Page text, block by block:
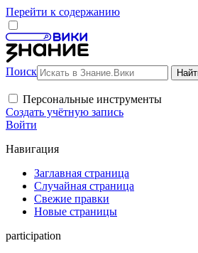
Перейти к содержанию
Поиск
Персональные инструменты
Создать учётную запись
Войти
Навигация
Заглавная страница
Случайная страница
Свежие правки
Новые страницы
participation